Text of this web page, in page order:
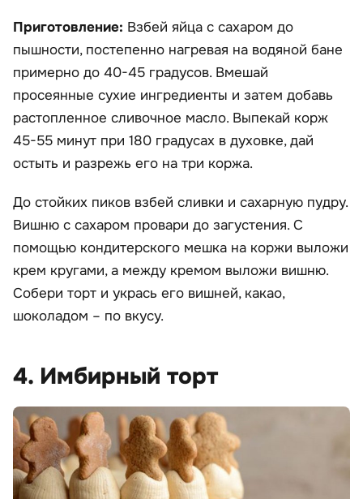
Приготовление: Взбей яйца с сахаром до
пышности, постепенно нагревая на водяной бане
примерно до 40-45 градусов. Вмешай
просеянные сухие ингредиенты и затем добавь
растопленное сливочное масло. Выпекай корж
45-55 минут при 180 градусах в духовке, дай
остыть и разрежь его на три коржа.
До стойких пиков взбей сливки и сахарную пудру.
Вишню с сахаром провари до загустения. С
помощью кондитерского мешка на коржи выложи
крем кругами, а между кремом выложи вишню.
Собери торт и укрась его вишней, какао,
шоколадом – по вкусу.
4. Имбирный торт